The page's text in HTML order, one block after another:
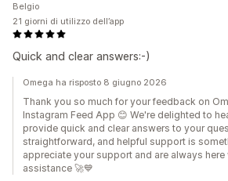
Quick and clear answers:-)
Belgio
21 giorni di utilizzo dell’app
Omega ha risposto 8 giugno 2026
Thank you so much for your feedback on
Instagram Feed App 😊 We're delighted to
provide quick and clear answers to your
straightforward, and helpful support is
appreciate your support and are always here
assistance 🚀💙